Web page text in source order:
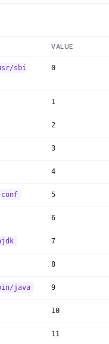
VALUE
sbi
0
1
2
3
4
5
6
7
8
java 9
10
11